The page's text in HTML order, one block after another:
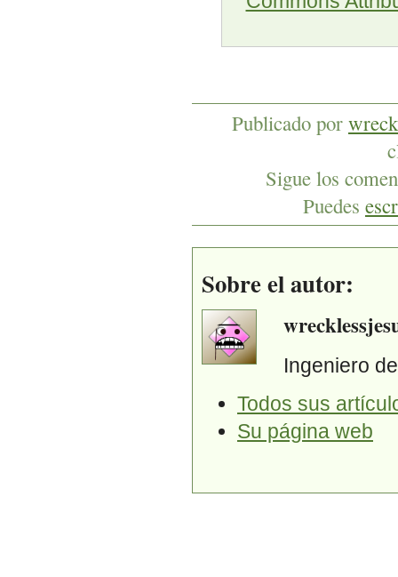
Publicado por
Sigue los
Puedes
Sobre el autor:
Ingeniero
Todos sus
Su página web